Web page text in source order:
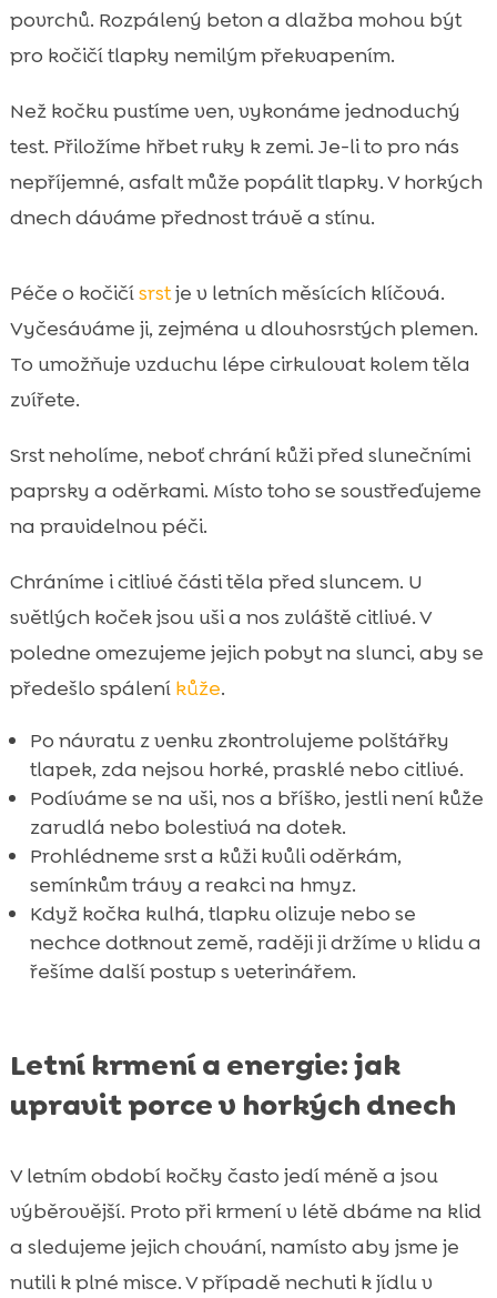
povrchů. Rozpálený beton a dlažba mohou být
pro kočičí tlapky nemilým překvapením.
Než kočku pustíme ven, vykonáme jednoduchý
test. Přiložíme hřbet ruky k zemi. Je-li to pro nás
nepříjemné, asfalt může popálit tlapky. V horkých
dnech dáváme přednost trávě a stínu.
Péče o kočičísrstje v letních měsících klíčová.
Vyčesáváme ji, zejména u dlouhosrstých plemen.
To umožňuje vzduchu lépe cirkulovat kolem těla
zvířete.
Srst neholíme, neboť chrání kůži před slunečními
paprsky a oděrkami. Místo toho se soustřeďujeme
na pravidelnou péči.
Chráníme i citlivé části těla před sluncem. U
světlých koček jsou uši a nos zvláště citlivé. V
poledne omezujeme jejich pobyt na slunci, aby se
předešlo spálení kůže.
Po návratu z venku zkontrolujeme polštářky
tlapek, zda nejsou horké, prasklé nebo citlivé.
Podíváme se na uši, nos a bříško, jestli není kůže
zarudlá nebo bolestivá na dotek.
Prohlédneme srst a kůži kvůli oděrkám,
semínkům trávy a reakci na hmyz.
Když kočka kulhá, tlapku olizuje nebo se
nechce dotknout země, raději ji držíme v klidu a
řešíme další postup s veterinářem.
Letní krmení a energie: jak
upravit porce v horkých dnech
V letním období kočky často jedí méně a jsou
výběrovější. Proto při krmení v létě dbáme na klid
a sledujeme jejich chování, namísto aby jsme je
nutili k plné misce. V případě nechuti k jídlu v